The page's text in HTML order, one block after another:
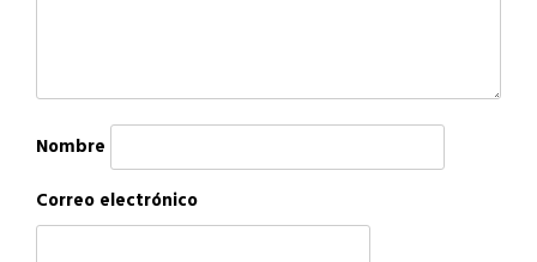
Nombre
Correo electrónico